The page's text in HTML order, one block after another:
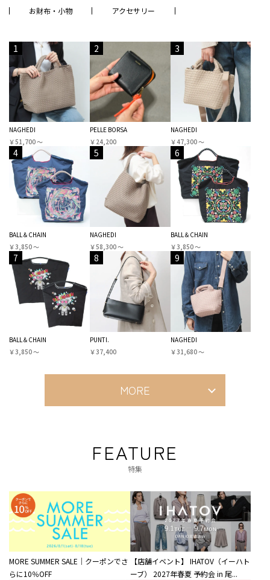
お財布・小物
アクセサリー
1
NAGHEDI
￥51,700 〜
2
PELLE BORSA
￥24,200
3
NAGHEDI
￥47,300 〜
4
BALL＆CHAIN
￥3,850 〜
5
NAGHEDI
￥58,300 〜
6
BALL＆CHAIN
￥3,850 〜
7
BALL＆CHAIN
￥3,850 〜
8
PUNTI.
￥37,400
9
NAGHEDI
￥31,680 〜
MORE
FEATURE
特集
MORE SUMMER SALE｜クーポンでさ
らに10％OFF
【店舗イベント】 IHATOV（イーハト
ーブ） 2027年春夏 予約会 in 尾...